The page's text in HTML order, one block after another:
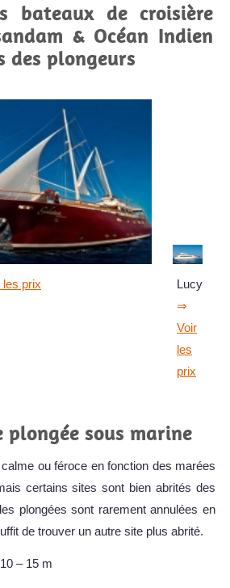
bateaux de croisière
& Océan Indien
des plongeurs
les prix
Lucy
⇒
Voir
les
prix
plongée sous marine
ou féroce en fonction des marées
certains sites sont bien abrités des
plongées sont rarement annulées en
de trouver un autre site plus abrité.
– 15 m